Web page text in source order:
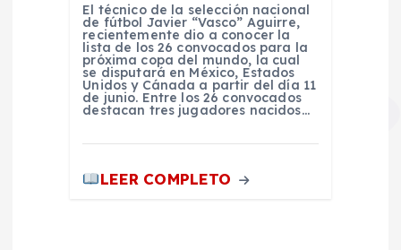
El técnico de la selección nacional
de fútbol Javier “Vasco” Aguirre,
recientemente dio a conocer la
lista de los 26 convocados para la
próxima copa del mundo, la cual
se disputará en México, Estados
Unidos y Cánada a partir del día 11
de junio. Entre los 26 convocados
destacan tres jugadores nacidos…
LEER COMPLETO